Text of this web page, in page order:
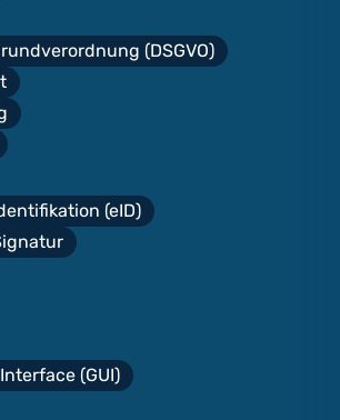
(DSGVO)
(eID)
(GUI)